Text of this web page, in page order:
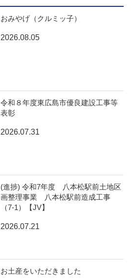
おみやげ（クルミッ子）
2026.08.05
令和８年度東広島市優良建設工事等
表彰
2026.07.31
(進捗) 令和7年度 八本松駅前土地区
画整理事業 八本松駅前造成工事
（7-1）【JV】
2026.07.21
お土産をいただきました